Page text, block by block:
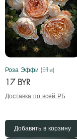
Роза Эффи (Effie)
Цена
17 BYR
Доставка по всей РБ
Добавить в корзину